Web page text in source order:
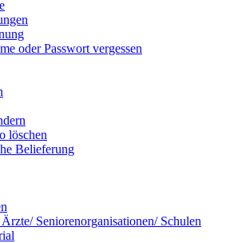
oder Passwort vergessen
löschen
Belieferung
Seniorenorganisationen/ Schulen